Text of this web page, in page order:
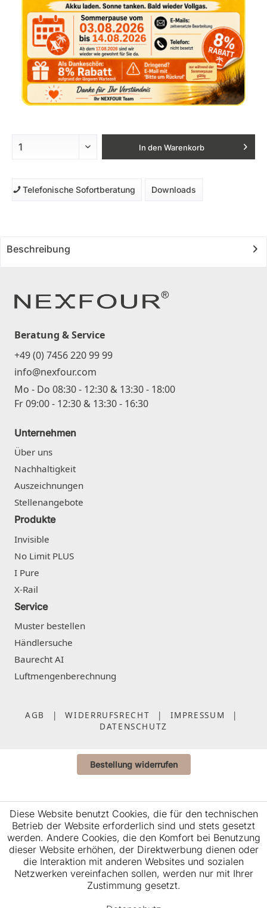
In den Warenkorb
Telefonische Sofortberatung Downloads
Beschreibung
Beratung & Service
+49 (0) 7456 220 99 99
info@nexfour.com
Mo - Do 08:30 - 12:30 & 13:30 - 18:00
Fr 09:00 - 12:30 & 13:30 - 16:30
Unternehmen
Über uns
Nachhaltigkeit
Auszeichnungen
Stellenangebote
Produkte
Invisible
No Limit PLUS
I Pure
X-Rail
Service
Muster bestellen
Händlersuche
Baurecht AI
Luftmengenberechnung
AGB | WIDERRUFSRECHT | IMPRESSUM
|
DATENSCHUTZ
Bestellung widerrufen
Diese Website benutzt Cookies, die für den technischen
Betrieb der Website erforderlich sind und stets gesetzt
werden. Andere Cookies, die den Komfort bei Benutzung
dieser Website erhöhen, der Direktwerbung dienen oder
die Interaktion mit anderen Websites und sozialen
Netzwerken vereinfachen sollen, werden nur mit Ihrer
Zustimmung gesetzt.